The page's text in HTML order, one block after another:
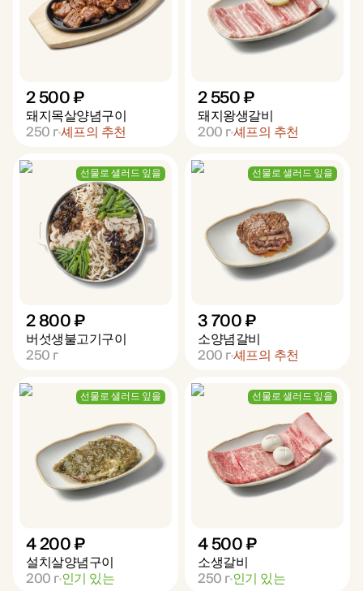
2 500 ₽
돼지목살양념구이
250г셰프의 추천
2 550 ₽
돼지왕생갈비
200г셰프의 추천
선물로 샐러드 잎을
2 800 ₽
버섯생불고기구이
250г
선물로 샐러드 잎을
3 700 ₽
소양념갈비
200г셰프의 추천
선물로 샐러드 잎을
4 200 ₽
설치살양념구이
200г인기 있는
선물로 샐러드 잎을
4 500 ₽
소생갈비
250г인기 있는